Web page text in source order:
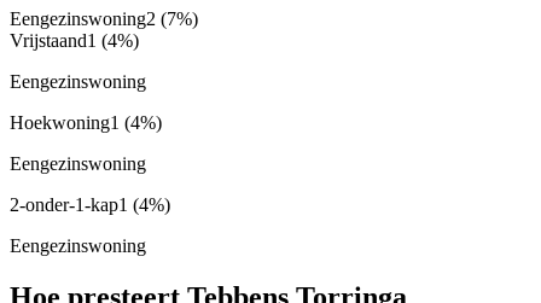
Eengezinswoning2 (7%)
Vrijstaand1 (4%)
Eengezinswoning
Hoekwoning1 (4%)
Eengezinswoning
2-onder-1-kap1 (4%)
Eengezinswoning
Hoe presteert Tebbens Torringa